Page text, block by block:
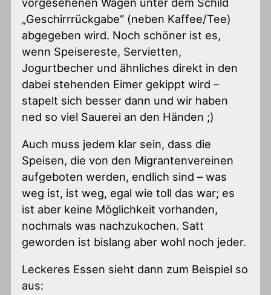
„Geschirrrückgabe“ (neben Kaffee/Tee)
abgegeben wird. Noch schöner ist es,
wenn Speisereste, Servietten,
Jogurtbecher und ähnliches direkt in den
dabei stehenden Eimer gekippt wird –
stapelt sich besser dann und wir haben
ned so viel Sauerei an den Händen ;)
Auch muss jedem klar sein, dass die
Speisen, die von den Migrantenvereinen
aufgeboten werden, endlich sind – was
weg ist, ist weg, egal wie toll das war; es
ist aber keine Möglichkeit vorhanden,
nochmals was nachzukochen. Satt
geworden ist bislang aber wohl noch jeder.
Leckeres Essen sieht dann zum Beispiel so
aus: